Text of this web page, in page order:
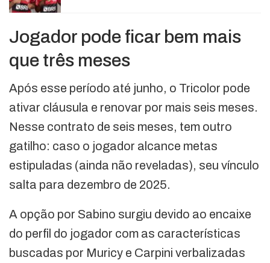
Jogador pode ficar bem mais
que três meses
Após esse período até junho, o Tricolor pode
ativar cláusula e renovar por mais seis meses.
Nesse contrato de seis meses, tem outro
gatilho: caso o jogador alcance metas
estipuladas (ainda não reveladas), seu vínculo
salta para dezembro de 2025.
A opção por Sabino surgiu devido ao encaixe
do perfil do jogador com as características
buscadas por Muricy e Carpini verbalizadas